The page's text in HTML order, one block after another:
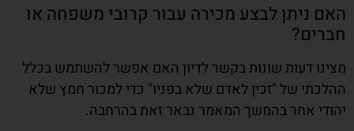
האם ניתן לבצע מכירה עבור קרובי משפחה או
חברים?
מצינו דעות שונות בקשר לדיון האם אפשר להשתמש בכלל
ההלכתי של "זכין לאדם שלא בפניו" כדי למכור חמץ שלא
יהודי אחר בהמשך המאמר נבאר זאת בהרחבה.